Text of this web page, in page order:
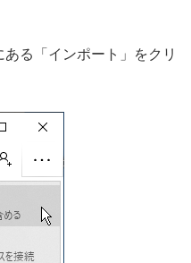
る「インポート」をクリ